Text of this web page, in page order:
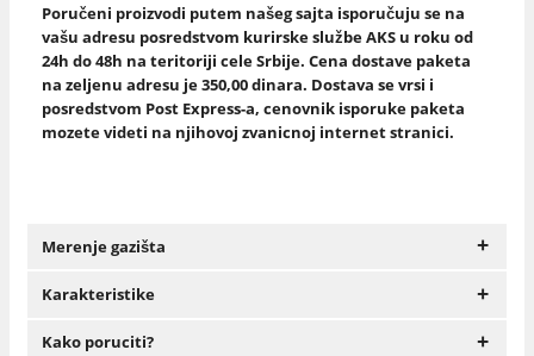
Poručeni proizvodi putem našeg sajta isporučuju se na
vašu adresu posredstvom kurirske službe AKS u roku od
24h do 48h na teritoriji cele Srbije. Cena dostave paketa
na zeljenu adresu je 350,00 dinara. Dostava se vrsi i
posredstvom Post Express-a, cenovnik isporuke paketa
mozete videti na njihovoj zvanicnoj internet stranici.
Merenje gazišta +
Karakteristike +
Kako poruciti? +